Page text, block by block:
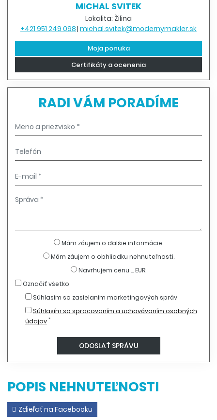
POPIS NEHNUTEĽNOSTI
Zdieľať na Facebooku
MICHAL SVITEK
Lokalita: Žilina
+421 951 249 098 michal.svitek@modernymakler.sk
Moja ponuka
Certifikáty a ocenenia
RADI VÁM PORADÍME
Mám záujem o ďalšie informácie.
Mám záujem o obhliadku nehnuteľnosti.
Navrhujem cenu ... EUR.
Označiť všetko
Súhlasím so zasielaním marketingových správ
Súhlasím so spracovaním a uchovávaním osobných
údajov *